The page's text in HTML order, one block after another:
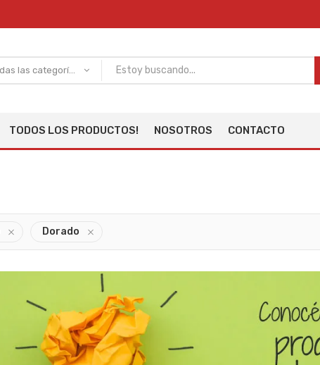
TODOS LOS PRODUCTOS! NOSOTROS CONTACTO
Dorado